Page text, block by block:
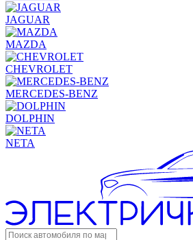
JAGUAR
MAZDA
CHEVROLET
MERCEDES-BENZ
DOLPHIN
NETA